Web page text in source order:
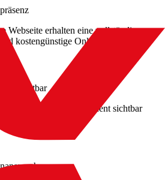
Webseite erhalten eine vollständige,
kostengünstige Onlinepräsenz
sichtbar
kostenlos und prominent sichtbar